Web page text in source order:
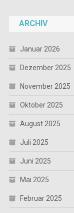
ARCHIV
Januar 2026
Dezember 2025
November 2025
Oktober 2025
August 2025
Juli 2025
Juni 2025
Mai 2025
Februar 2025